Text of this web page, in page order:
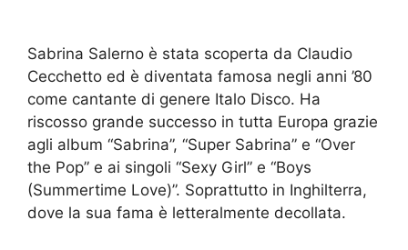
Sabrina Salerno è stata scoperta da Claudio
Cecchetto ed è diventata famosa negli anni ’80
come cantante di genere Italo Disco. Ha
riscosso grande successo in tutta Europa grazie
agli album “Sabrina”, “Super Sabrina” e “Over
the Pop” e ai singoli “Sexy Girl” e “Boys
(Summertime Love)”. Soprattutto in Inghilterra,
dove la sua fama è letteralmente decollata.